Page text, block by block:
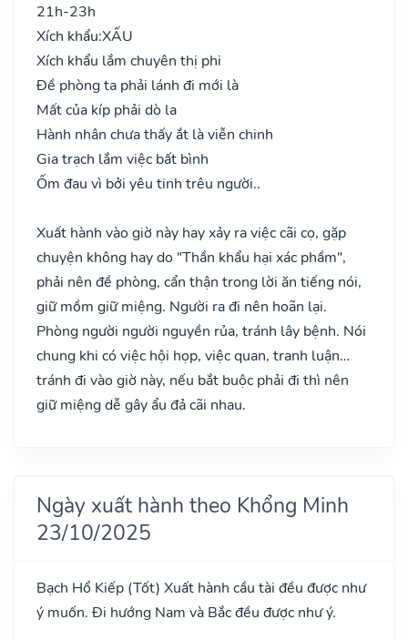
21h-23h
Xích khẩu:XẤU
Xích khẩu lắm chuyên thị phi
Đề phòng ta phải lánh đi mới là
Mất của kíp phải dò la
Hành nhân chưa thấy ắt là viễn chinh
Gia trạch lắm việc bất bình
Ốm đau vì bởi yêu tinh trêu người..
Xuất hành vào giờ này hay xảy ra việc cãi cọ, gặp
chuyện không hay do "Thần khẩu hại xác phầm",
phải nên đề phòng, cẩn thận trong lời ăn tiếng nói,
giữ mồm giữ miệng. Người ra đi nên hoãn lại.
Phòng người người nguyền rủa, tránh lây bệnh. Nói
chung khi có việc hội họp, việc quan, tranh luận…
tránh đi vào giờ này, nếu bắt buộc phải đi thì nên
giữ miệng dễ gây ẩu đả cãi nhau.
Ngày xuất hành theo Khổng Minh
23/10/2025
Bạch Hổ Kiếp (Tốt) Xuất hành cầu tài đều được như
ý muốn. Đi hướng Nam và Bắc đều được như ý.